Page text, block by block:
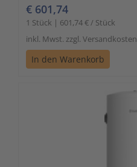
€ 601,74
1 Stück | 601,74 € / Stück
inkl. Mwst. zzgl. Versandkosten
In den Warenkorb